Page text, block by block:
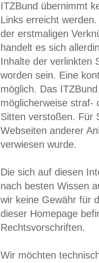
ITZBund übernimmt
Links erreicht
der erstmaligen
handelt es sich
Inhalte der verlinkten
worden sein. Eine
möglich. Das
möglicherweise straf-
Sitten verstoßen. Für
Webseiten anderer
verwiesen wurde.
Die sich auf diesen
nach besten Wissen
wir keine Gewähr für
dieser Homepage
Rechtsvorschriften.
Wir möchten